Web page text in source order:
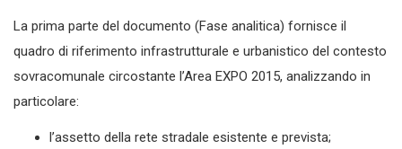
La prima parte del documento (Fase analitica) fornisce il
quadro di riferimento infrastrutturale e urbanistico del contesto
sovracomunale circostante l’Area EXPO 2015, analizzando in
particolare:
l’assetto della rete stradale esistente e prevista;